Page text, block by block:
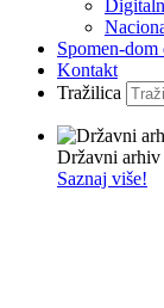
Spomen-dom
Kontakt
Tražilica
Državni arhiv
Saznaj više!